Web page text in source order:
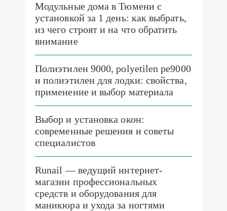
Модульные дома в Тюмени с
установкой за 1 день: как выбрать,
из чего строят и на что обратить
внимание
Полиэтилен 9000, polyetilen pe9000
и полиэтилен для лодки: свойства,
применение и выбор материала
Выбор и установка окон:
современные решения и советы
специалистов
Runail — ведущий интернет-
магазин профессиональных
средств и оборудования для
маникюра и ухода за ногтями